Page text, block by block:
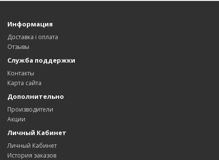
Информация
Доставка і оплата
Отзывы
Служба поддержки
Контакты
Карта сайта
Дополнительно
Производители
Акции
Личный Кабинет
Личный Кабинет
История заказов